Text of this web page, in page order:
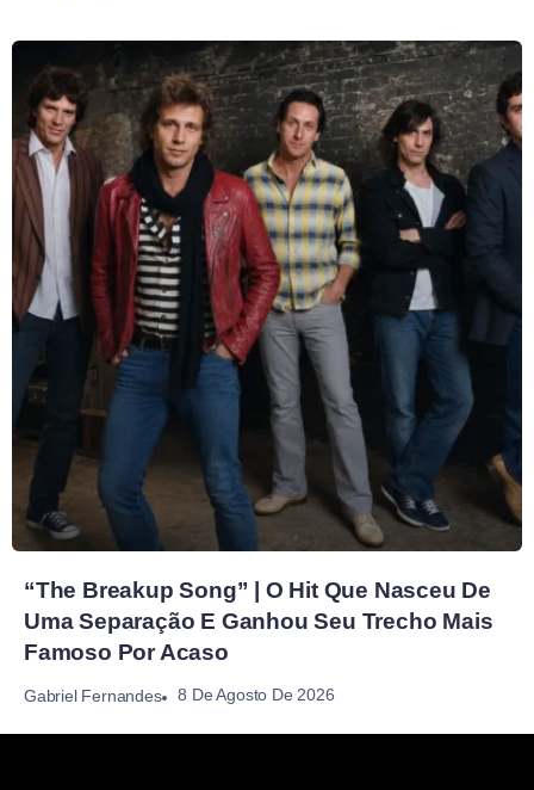
“The Breakup Song” | O Hit Que Nasceu De
Uma Separação E Ganhou Seu Trecho Mais
Famoso Por Acaso
Gabriel Fernandes 8 De Agosto De 2026